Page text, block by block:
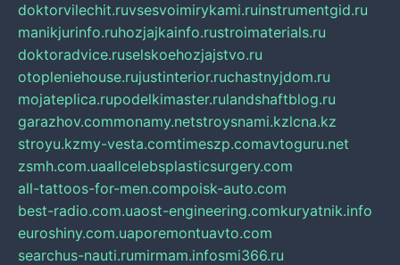
doktorvilechit.ruvsesvoimirykami.ruinstrumentgid.ru
manikjurinfo.ruhozjajkainfo.rustroimaterials.ru
doktoradvice.ruselskoehozjajstvo.ru
otopleniehouse.rujustinterior.ruchastnyjdom.ru
mojateplica.rupodelkimaster.rulandshaftblog.ru
garazhov.commonamy.netstroysnami.kzlcna.kz
stroyu.kzmy-vesta.comtimeszp.comavtoguru.net
zsmh.com.uaallcelebsplasticsurgery.com
all-tattoos-for-men.compoisk-auto.com
best-radio.com.uaost-engineering.comkuryatnik.info
euroshiny.com.uaporemontuavto.com
searchus-nauti.rumirmam.infosmi366.ru